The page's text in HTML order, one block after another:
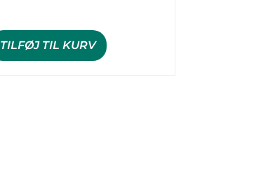
TILFØJ TIL KURV